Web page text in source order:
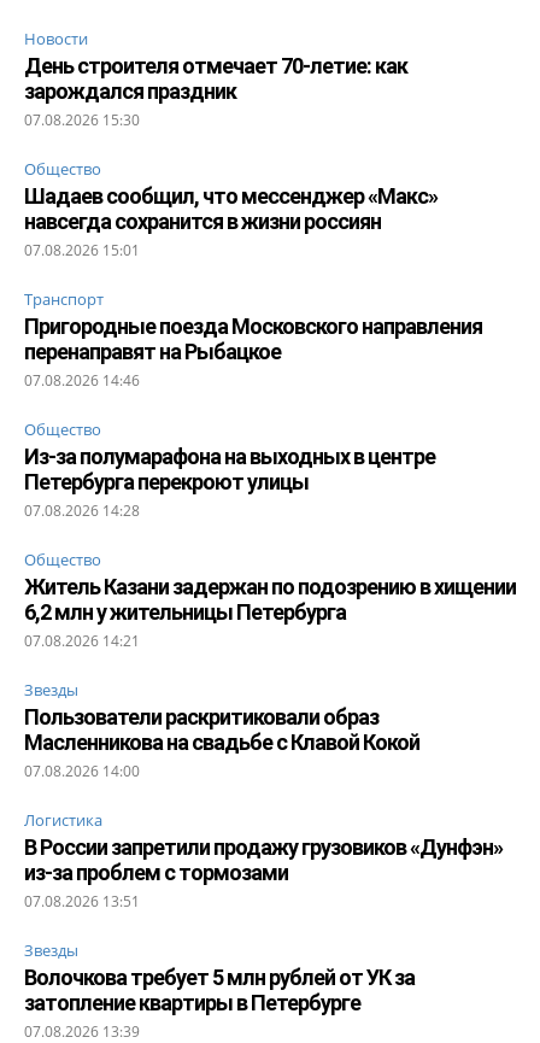
Новости
День строителя отмечает 70-летие: как
зарождался праздник
07.08.2026 15:30
Общество
Шадаев сообщил, что мессенджер «Макс»
навсегда сохранится в жизни россиян
07.08.2026 15:01
Транспорт
Пригородные поезда Московского направления
перенаправят на Рыбацкое
07.08.2026 14:46
Общество
Из-за полумарафона на выходных в центре
Петербурга перекроют улицы
07.08.2026 14:28
Общество
Житель Казани задержан по подозрению в хищении
6,2 млн у жительницы Петербурга
07.08.2026 14:21
Звезды
Пользователи раскритиковали образ
Масленникова на свадьбе с Клавой Кокой
07.08.2026 14:00
Логистика
В России запретили продажу грузовиков «Дунфэн»
из-за проблем с тормозами
07.08.2026 13:51
Звезды
Волочкова требует 5 млн рублей от УК за
затопление квартиры в Петербурге
07.08.2026 13:39